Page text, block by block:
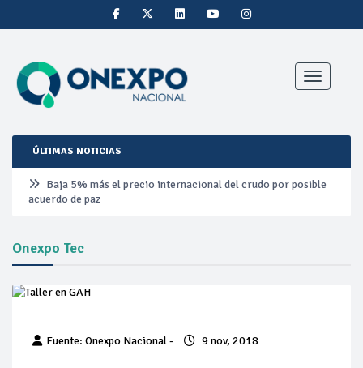
Toggle
ÚLTIMAS NOTICIAS
Baja 5% más el precio internacional del crudo por posible
acuerdo de paz
Aumentan 83% ventas de diésel Pemex: PetroIntelligence
está lejos de la meta
Medio Oriente
Onexpo Tec
Fuente: Onexpo Nacional - 9 nov, 2018